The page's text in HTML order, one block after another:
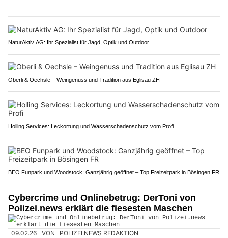
NaturAktiv AG: Ihr Spezialist für Jagd, Optik und Outdoor
Oberli & Oechsle – Weingenuss und Tradition aus Eglisau ZH
Holling Services: Leckortung und Wasserschadenschutz vom Profi
BEO Funpark und Woodstock: Ganzjährig geöffnet – Top Freizeitpark in Bösingen FR
Cybercrime und Onlinebetrug: DerToni von
Polizei.news erklärt die fiesesten Maschen
09.02.26 VON POLIZEI.NEWS REDAKTION